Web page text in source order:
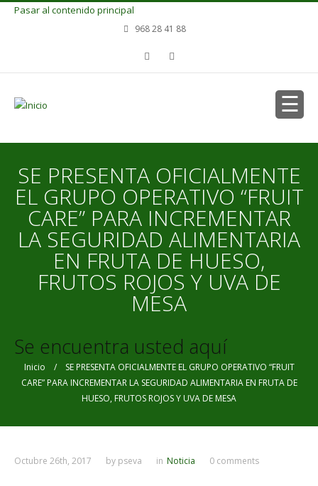
Pasar al contenido principal
968 28 41 88
SE PRESENTA OFICIALMENTE
EL GRUPO OPERATIVO “FRUIT
CARE” PARA INCREMENTAR
LA SEGURIDAD ALIMENTARIA
EN FRUTA DE HUESO,
FRUTOS ROJOS Y UVA DE
MESA
Se encuentra usted aquí
Inicio / SE PRESENTA OFICIALMENTE EL GRUPO OPERATIVO “FRUIT
CARE” PARA INCREMENTAR LA SEGURIDAD ALIMENTARIA EN FRUTA DE
HUESO, FRUTOS ROJOS Y UVA DE MESA
Octubre 26th, 2017 by pseva in Noticia 0 comments